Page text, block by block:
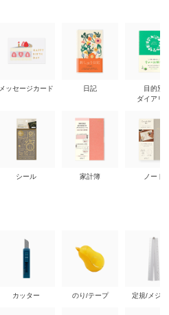
メッセージカード
シール
日記
家計簿
目的別
ダイアリ
ノート
カッター のり/テープ 定規/メジ